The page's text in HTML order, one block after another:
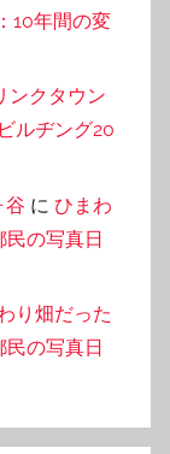
10年間の変
ンクタウン
ルヂング20
谷 に ひまわ
民の写真日
り畑だった
の写真日